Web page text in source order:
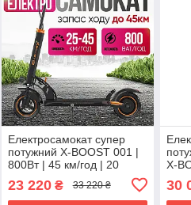
Електросамокат супер
потужний X-BOOST 001 |
800Вт | 45 км/год | 20
Ампер | колеса 10 дюймів
| для дітей і дорослих
23 220₴ 33 220 ₴
X-
30